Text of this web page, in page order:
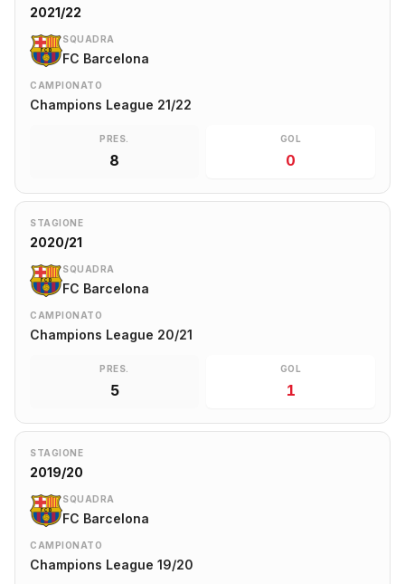
2021/22
SQUADRA
FC Barcelona
CAMPIONATO
Champions League 21/22
PRES.
8
GOL
0
STAGIONE
2020/21
SQUADRA
FC Barcelona
CAMPIONATO
Champions League 20/21
PRES.
5
GOL
1
STAGIONE
2019/20
SQUADRA
FC Barcelona
CAMPIONATO
Champions League 19/20